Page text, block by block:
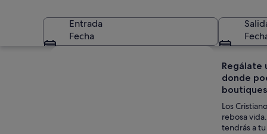
Entrada
Fecha
Regálate
donde
Los
rebosa
tendrás a